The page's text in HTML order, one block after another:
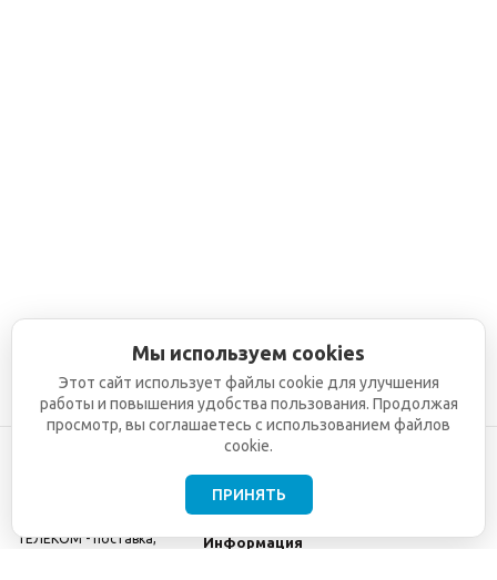
ТЕЛЕКОМ - поставка,
Информация
Мы используем cookies
Этот сайт использует файлы cookie для улучшения
работы и повышения удобства пользования. Продолжая
просмотр, вы соглашаетесь с использованием файлов
cookie.
ПРИНЯТЬ